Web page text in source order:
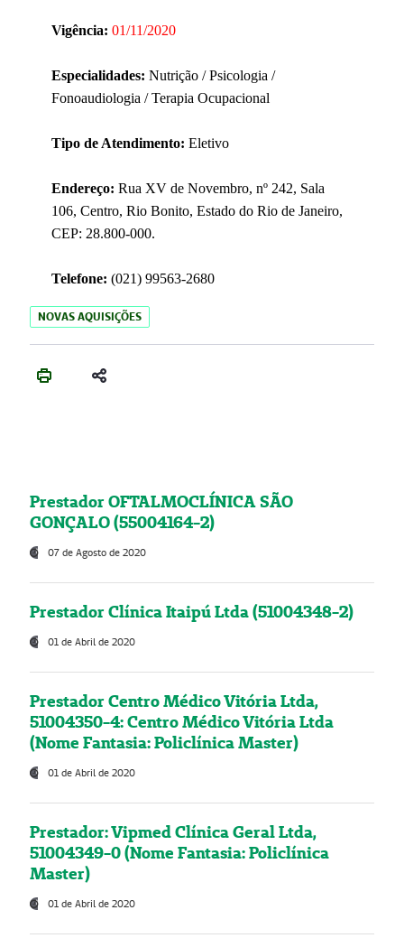
Vigência: 01/11/2020
Especialidades: Nutrição / Psicologia /
Fonoaudiologia / Terapia Ocupacional
Tipo de Atendimento: Eletivo
Endereço: Rua XV de Novembro, nº 242, Sala
106, Centro, Rio Bonito, Estado do Rio de Janeiro,
CEP: 28.800-000.
Telefone: (021) 99563-2680
NOVAS AQUISIÇÕES
Prestador OFTALMOCLÍNICA SÃO
GONÇALO (55004164-2)
07 de Agosto de 2020
Prestador Clínica Itaipú Ltda (51004348-2)
01 de Abril de 2020
Prestador Centro Médico Vitória Ltda,
51004350-4: Centro Médico Vitória Ltda
(Nome Fantasia: Policlínica Master)
01 de Abril de 2020
Prestador: Vipmed Clínica Geral Ltda,
51004349-0 (Nome Fantasia: Policlínica
Master)
01 de Abril de 2020